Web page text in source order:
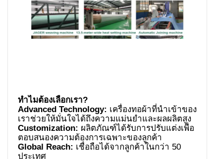
Advanced Technology: เครื่องทอผ้าที่นำเข้าของ
Customization: ผลิตภัณฑ์ได้รับการปรับแต่งเพื่อ
Global Reach: เชื่อถือได้จากลูกค้าในกว่า 50